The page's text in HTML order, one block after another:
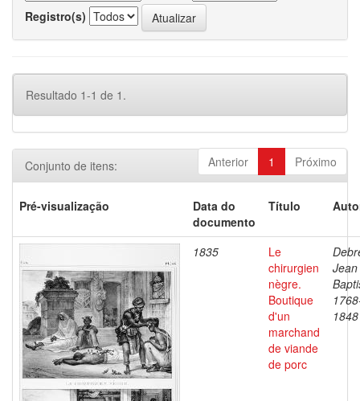
Registro(s)
Resultado 1-1 de 1.
Anterior 1 Próximo
Conjunto de itens:
Pré-visualização
Data do
documento
Título
1835
Le
chirurgien
nègre.
Boutique
d'un
marchand
de viande
de porc
Jean
1848